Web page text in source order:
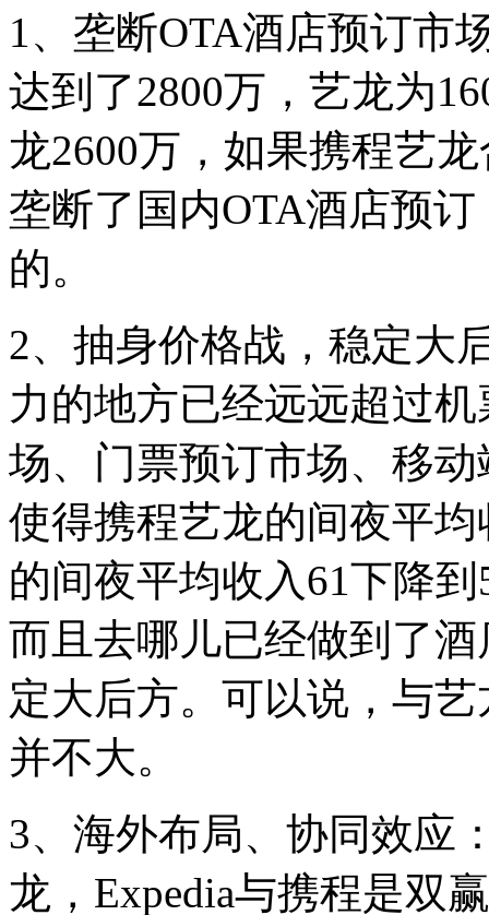
1、垄断OTA酒店预订市
达到了2800万，艺龙为
龙2600万，如果携程艺
垄断了国内OTA酒店预
的。
2、抽身价格战，稳定大
力的地方已经远远超过
场、门票预订市场、移
使得携程艺龙的间夜平
的间夜平均收入61下降
而且去哪儿已经做到了
定大后方。可以说，与
并不大。
3、海外布局、协同效应
龙，Expedia与携程是双